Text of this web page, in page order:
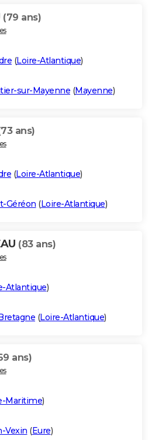
(79 ans)
(Loire-Atlantique)
sur-Mayenne (Mayenne)
ans)
(Loire-Atlantique)
Géréon (Loire-Atlantique)
(83 ans)
Atlantique)
(Loire-Atlantique)
ans)
Maritime)
Vexin (Eure)